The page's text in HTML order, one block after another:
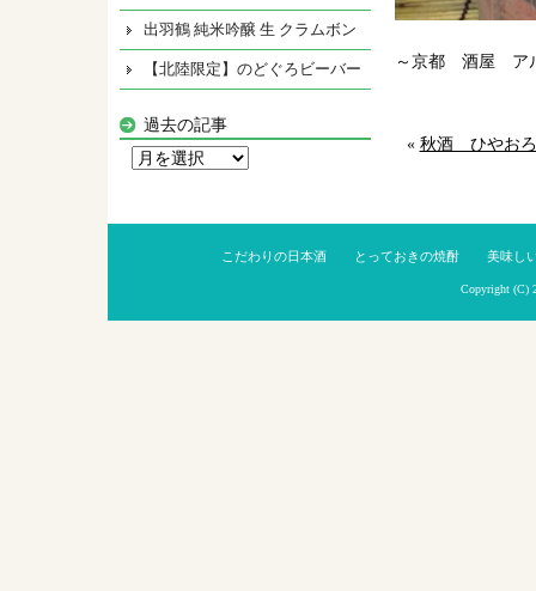
～京都 酒屋 ア
« 秋酒 ひやお
出羽鶴 純米吟醸 生 クラムボン
【北陸限定】のどぐろビーバー
過去の記事
こだわりの日本酒 とっておきの焼酎 美味し
Copyright (C)